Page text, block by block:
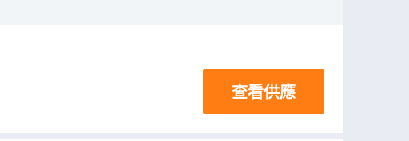
查看供應